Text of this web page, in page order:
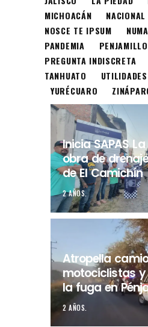
MICHOACÁN
NACIONAL
NOSCE TE IPSUM
PANDEMIA
PENJAMILLO
PREGUNTA INDISCRETA
TANHUATO
UTILIDADES
YURÉCUARO
Inicia SAPAS
obra de
de El Camichín
2 AÑOS.
Atropella
motociclistas
la fuga en
2 AÑOS.